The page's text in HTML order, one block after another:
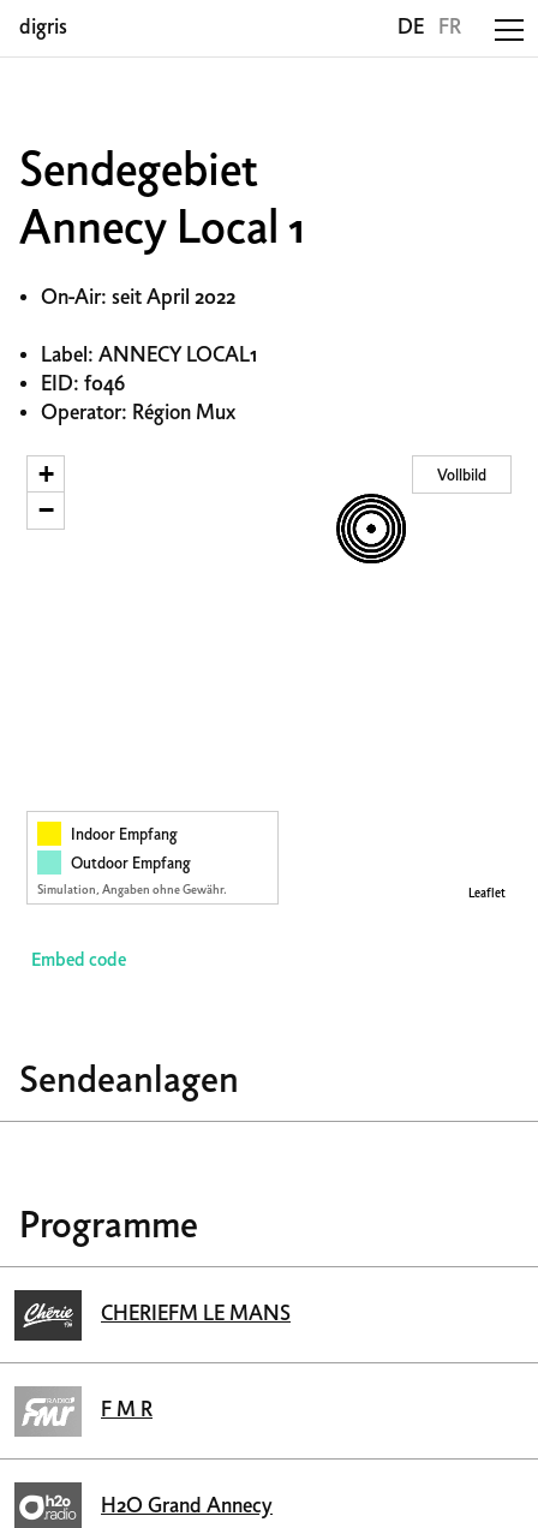
digris DE FR
Sendegebiet
Annecy Local 1
On-Air: seit April 2022
Label: ANNECY LOCAL1
EID: f046
Operator: Région Mux
+
−
Leaflet
Vollbild
Indoor Empfang
Outdoor Empfang
Simulation, Angaben ohne Gewähr.
Embed code
Sendeanlagen
Programme
CHERIEFM LE MANS
F M R
H2O Grand Annecy